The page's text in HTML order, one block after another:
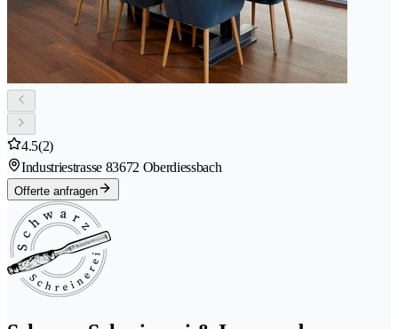
4.5(2)
Industriestrasse 83672 Oberdiessbach
Offerte anfragen